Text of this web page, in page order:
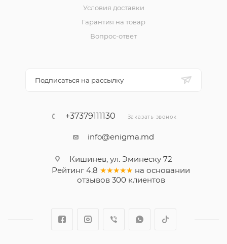
Условия доставки
Гарантия на товар
Вопрос-ответ
Подписаться на рассылку
+37379111130 Заказать звонок
info@enigma.md
Кишинев, ул. Эминеску 72
Рейтинг 4.8 ★★★★★ на основании
отзывов 300клиентов